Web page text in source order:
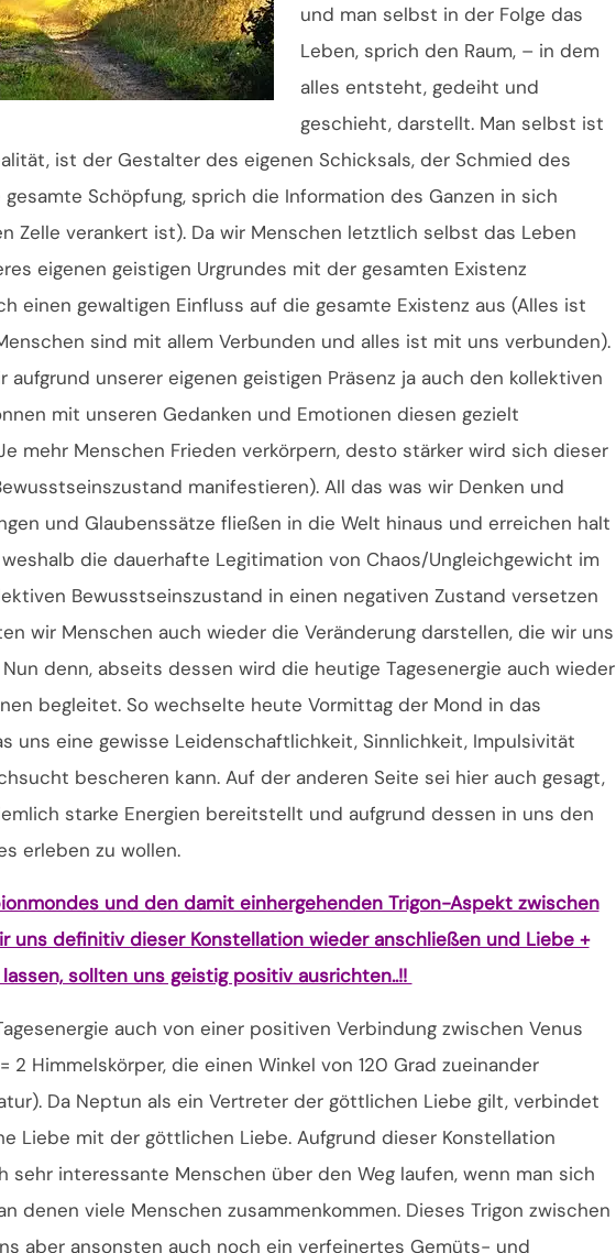
und man selbst in der Folge das
Leben, sprich den Raum, – in dem
alles entsteht, gedeiht und
geschieht, darstellt. Man selbst ist
ist der Gestalter des eigenen Schicksals, der Schmied des
Schöpfung, sprich die Information des Ganzen in sich
Zelle verankert ist). Da wir Menschen letztlich selbst das Leben
eigenen geistigen Urgrundes mit der gesamten Existenz
einen gewaltigen Einfluss auf die gesamte Existenz aus (Alles ist
sind mit allem Verbunden und alles ist mit uns verbunden).
unserer eigenen geistigen Präsenz ja auch den kollektiven
mit unseren Gedanken und Emotionen diesen gezielt
mehr Menschen Frieden verkörpern, desto stärker wird sich dieser
manifestieren). All das was wir Denken und
und Glaubenssätze fließen in die Welt hinaus und erreichen halt
die dauerhafte Legitimation von Chaos/Ungleichgewicht im
Bewusstseinszustand in einen negativen Zustand versetzen
wir Menschen auch wieder die Veränderung darstellen, die wir uns
denn, abseits dessen wird die heutige Tagesenergie auch wieder
begleitet. So wechselte heute Vormittag der Mond in das
uns eine gewisse Leidenschaftlichkeit, Sinnlichkeit, Impulsivität
bescheren kann. Auf der anderen Seite sei hier auch gesagt,
starke Energien bereitstellt und aufgrund dessen in uns den
erleben zu wollen.
und den damit einhergehenden Trigon-Aspekt zwischen
uns definitiv dieser Konstellation wieder anschließen und Liebe +
sollten uns geistig positiv ausrichten..!!
auch von einer positiven Verbindung zwischen Venus
2 Himmelskörper, die einen Winkel von 120 Grad zueinander
Da Neptun als ein Vertreter der göttlichen Liebe gilt, verbindet
Liebe mit der göttlichen Liebe. Aufgrund dieser Konstellation
sehr interessante Menschen über den Weg laufen, wenn man sich
denen viele Menschen zusammenkommen. Dieses Trigon zwischen
aber ansonsten auch noch ein verfeinertes Gemüts- und